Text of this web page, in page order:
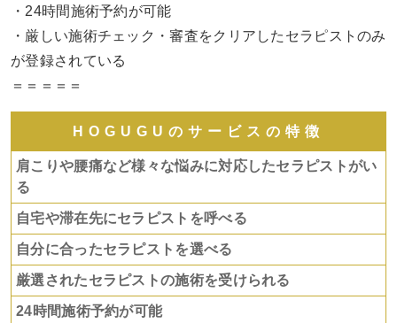
・24時間施術予約が可能
・厳しい施術チェック・審査をクリアしたセラピストのみ
が登録されている
＝＝＝＝＝
HOGUGUのサービスの特徴
肩こりや腰痛など様々な悩みに対応したセラピストがい
る
自宅や滞在先にセラピストを呼べる
自分に合ったセラピストを選べる
厳選されたセラピストの施術を受けられる
24時間施術予約が可能